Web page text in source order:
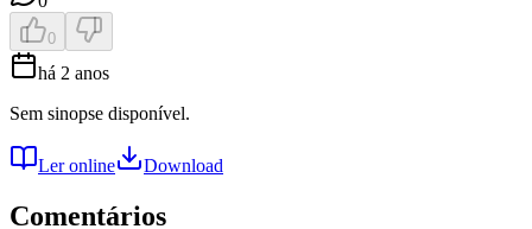
0
há 2 anos
Sem sinopse disponível.
Ler online Download
Comentários